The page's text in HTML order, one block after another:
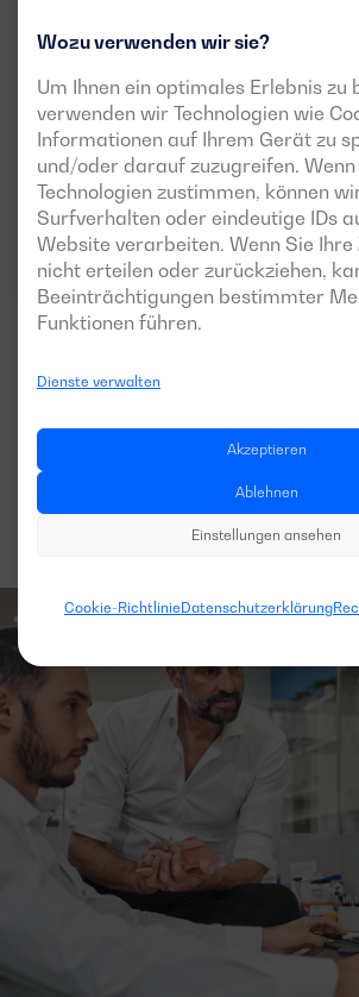
Wozu verwenden wir sie?
Um Ihnen ein optimales Erlebnis zu
verwenden wir Technologien wie
Informationen auf Ihrem Gerät zu
und/oder darauf zuzugreifen. Wenn
Technologien zustimmen, können
Surfverhalten oder eindeutige IDs
Website verarbeiten. Wenn Sie
nicht erteilen oder zurückziehen,
Beeinträchtigungen bestimmter
Funktionen führen.
Dienste verwalten
Akzeptieren
Ablehnen
Einstellungen ansehen
Cookie-RichtlinieDatenschutzerklärung
DGH 6000 BC
LEISTUNG:
5 kVA (4 kW)
SPANNUNG:
230V EU
Datenblatt herunterladen